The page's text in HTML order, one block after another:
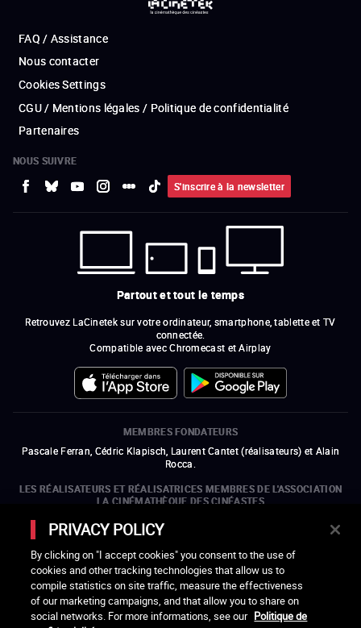
FAQ / Assistance
Nous contacter
Cookies Settings
CGU / Mentions légales / Politique de confidentialité
Partenaires
NOUS SUIVRE
S'inscrire à la newsletter
Partout et tout le temps
Retrouvez LaCinetek sur votre ordinateur, smartphone, tablette et TV
connectée.
Compatible avec Chromecast et Airplay
MEMBRES FONDATEURS
Pascale Ferran, Cédric Klapisch, Laurent Cantet (réalisateurs) et Alain
Rocca.
LES RÉALISATEURS ET RÉALISATRICES MEMBRES DE L'ASSOCIATION
LA CINÉMATHÈQUE DES CINÉASTES
Olivier Assayas, Bertrand Bonello, Michel Hazanavicius (représentant de
l'ARP), Rebecca Zlotowski et Mikael Buch (représentant de la SRF)
LES ORGANISMES MEMBRES DE L'ASSOCIATION LA CINÉMATHÈQUE
DES CINÉASTES
PRIVACY POLICY
By clicking on "I accept cookies" you consent to the use of
cookies and other tracking technologies that allow us to
compile statistics on site traffic, measure the effectiveness
of our marketing campaigns, and that allow you to share on
social networks. For more informations, see our Politique de